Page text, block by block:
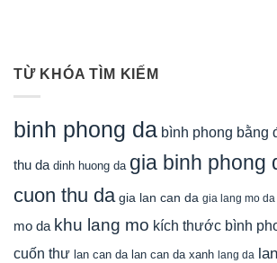
TỪ KHÓA TÌM KIẾM
binh phong da bình phong bằng
thu da dinh huong da gia binh phong
cuon thu da gia lan can da gia lang mo da
mo da khu lang mo kích thước bình
cuốn thư lan can da lan can da xanh lang da